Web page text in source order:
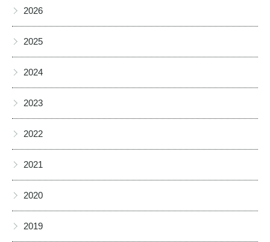
▶ 2026
▶ 2025
▶ 2024
▶ 2023
▶ 2022
▶ 2021
▶ 2020
▶ 2019